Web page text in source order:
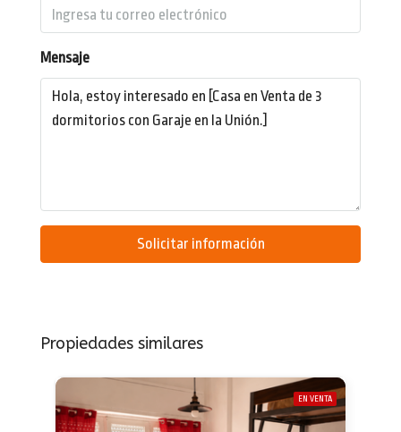
Mensaje
Solicitar información
Propiedades similares
EN VENTA